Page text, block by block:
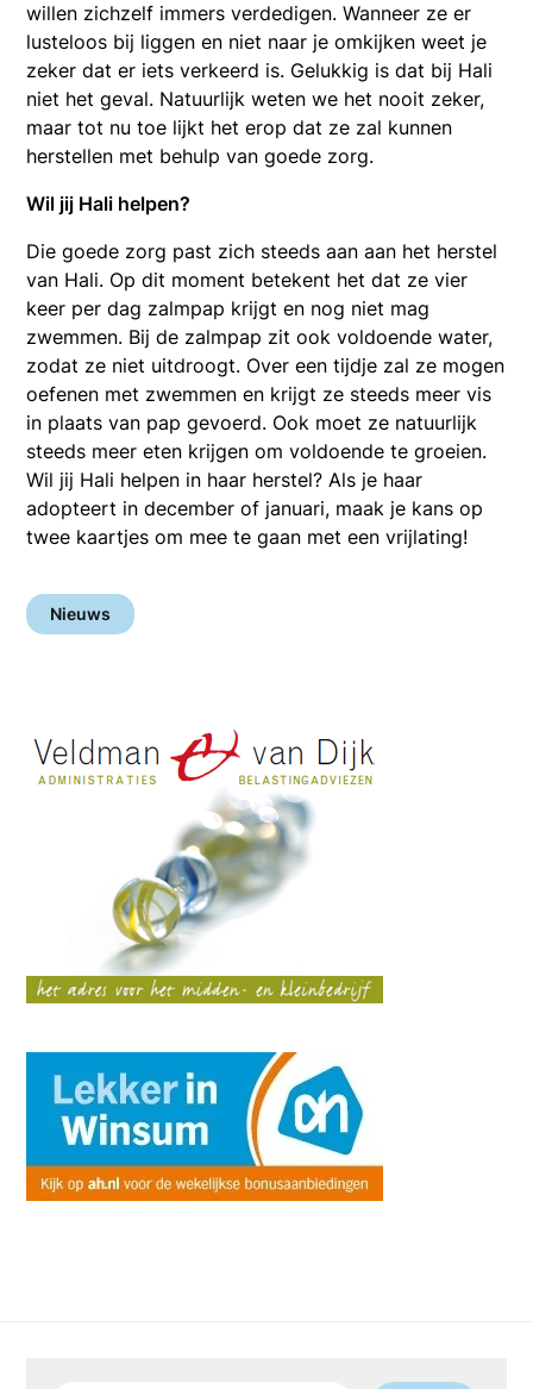
willen zichzelf immers verdedigen. Wanneer ze er
lusteloos bij liggen en niet naar je omkijken weet je
zeker dat er iets verkeerd is. Gelukkig is dat bij Hali
niet het geval. Natuurlijk weten we het nooit zeker,
maar tot nu toe lijkt het erop dat ze zal kunnen
herstellen met behulp van goede zorg.
Wil jij Hali helpen?
Die goede zorg past zich steeds aan aan het herstel
van Hali. Op dit moment betekent het dat ze vier
keer per dag zalmpap krijgt en nog niet mag
zwemmen. Bij de zalmpap zit ook voldoende water,
zodat ze niet uitdroogt. Over een tijdje zal ze mogen
oefenen met zwemmen en krijgt ze steeds meer vis
in plaats van pap gevoerd. Ook moet ze natuurlijk
steeds meer eten krijgen om voldoende te groeien.
Wil jij Hali helpen in haar herstel? Als je haar
adopteert in december of januari, maak je kans op
twee kaartjes om mee te gaan met een vrijlating!
Nieuws